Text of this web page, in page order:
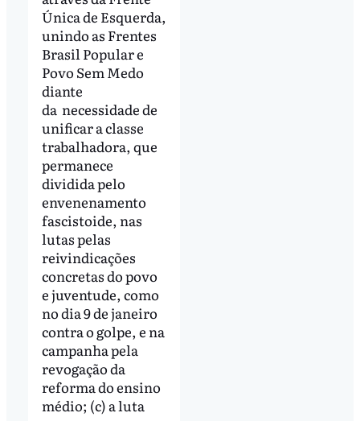
Única de Esquerda,
unindo as Frentes
Brasil Popular e
Povo Sem Medo
diante
da necessidade de
unificar a classe
trabalhadora, que
permanece
dividida pelo
envenenamento
fascistoide, nas
lutas pelas
reivindicações
concretas do povo
e juventude, como
no dia 9 de janeiro
contra o golpe, e na
campanha pela
revogação da
reforma do ensino
médio; (c) a luta